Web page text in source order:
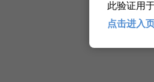
此验证用
点击进入